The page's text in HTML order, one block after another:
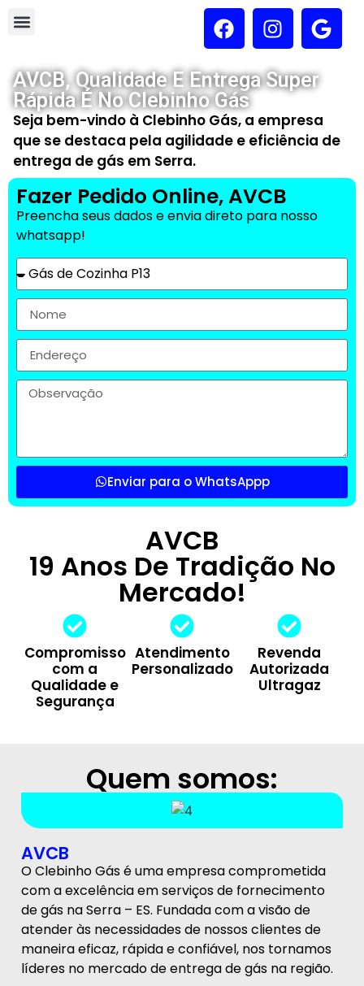
AVCB, Qualidade E Entrega Super
Rápida É No Clebinho Gás
Seja bem-vindo à Clebinho Gás, a empresa
que se destaca pela agilidade e eficiência de
entrega de gás em Serra.
Fazer Pedido Online, AVCB
Preencha seus dados e envia direto para nosso
whatsapp!
Enviar para o WhatsAppp
AVCB
19 Anos De Tradição No
Mercado!
Compromisso
com a
Qualidade e
Segurança
Atendimento
Personalizado
Revenda
Autorizada
Ultragaz
Quem somos:
AVCB
O Clebinho Gás é uma empresa comprometida
com a excelência em serviços de fornecimento
de gás na Serra – ES. Fundada com a visão de
atender às necessidades de nossos clientes de
maneira eficaz, rápida e confiável, nos tornamos
líderes no mercado de entrega de gás na região.